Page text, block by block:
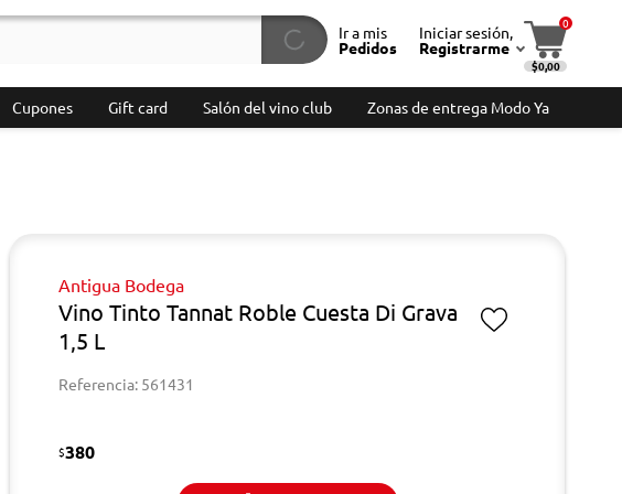
Ir a mis
Pedidos
Iniciar sesión,
Registrarme
0
$0,00
Cupones Gift card Salón del vino club Zonas de entrega Modo Ya
Antigua Bodega
Vino Tinto Tannat Roble Cuesta Di Grava
1,5 L
Referencia: 561431
$380